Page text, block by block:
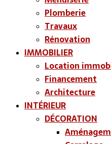
Plomberie
Travaux
Rénovation
IMMOBILIER
Location
Financement
Architecture
INTÉRIEUR
DÉCORATION